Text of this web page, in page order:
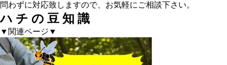
問わずに対応致しますので、お気軽にご相談下さい。
ハ チ の 豆 知 識
▼関連ページ▼